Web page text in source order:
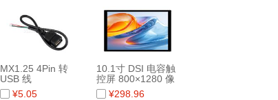
MX1.25 4Pin 转
USB 线
¥5.05
10.1寸 DSI 电容触
控屏 800×1280 像
素 IPS 面板 支持十
¥298.96